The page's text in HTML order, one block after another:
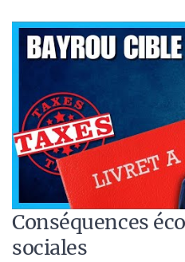
Conséquences
sociales